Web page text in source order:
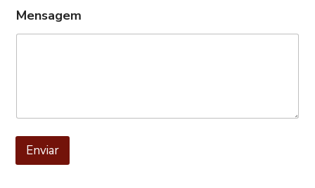
Mensagem
Enviar